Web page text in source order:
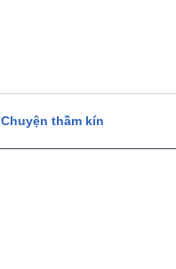
Chuyện thầm kín